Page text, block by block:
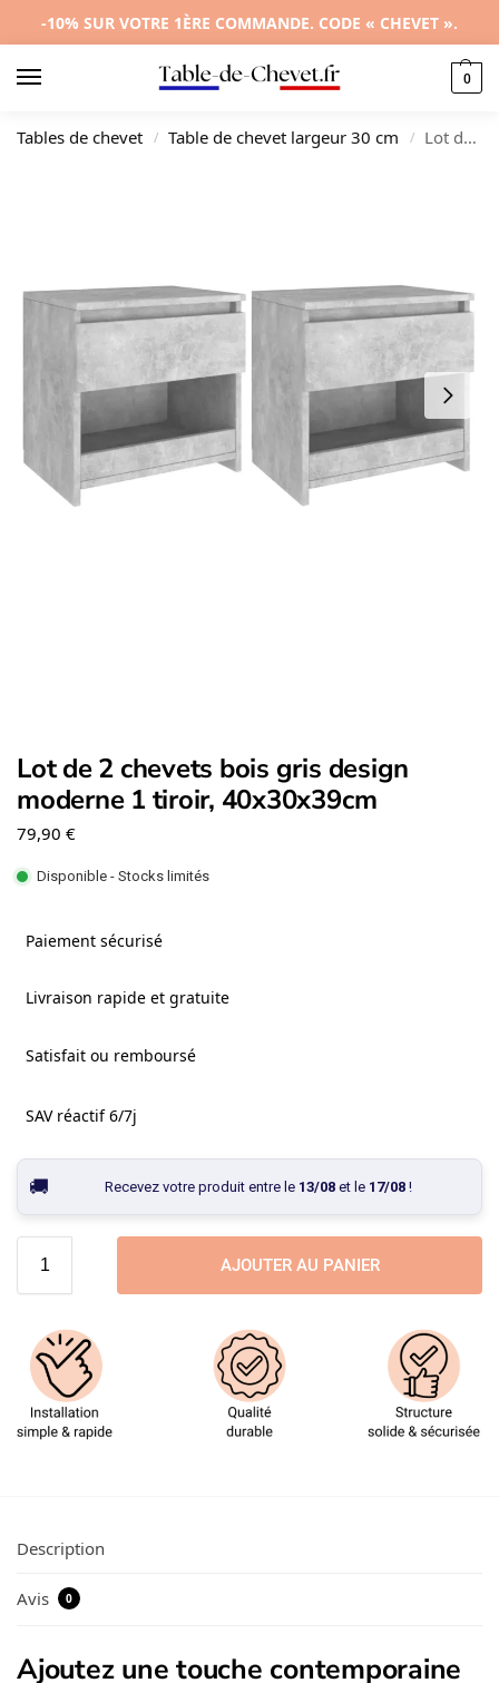
-10% SUR VOTRE 1ÈRE COMMANDE. CODE « CHEVET ».
0
Tables de chevet / Table de chevet largeur 30 cm / Lot de 2 chevets bois gris design moderne 1 tiroir, 40x30x39cm
Lot de 2 chevets bois gris design
moderne 1 tiroir, 40x30x39cm
79,90 €
Disponible - Stocks limités
Paiement sécurisé
Livraison rapide et gratuite
Satisfait ou remboursé
SAV réactif 6/7j
Recevez votre produit entre le 13/08et le 17/08!
AJOUTER AU PANIER
Description
Avis 0
Ajoutez une touche contemporaine